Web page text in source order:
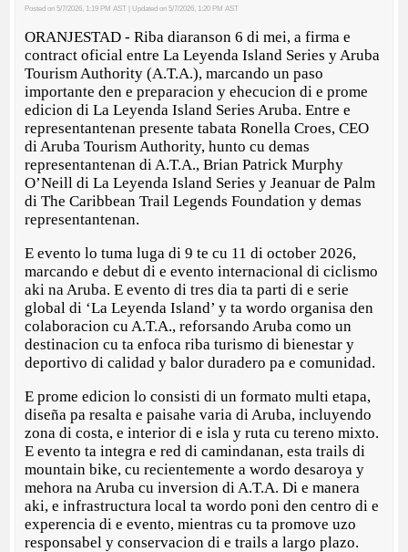
Posted on 5/7/2026, 1:19 PM AST | Updated on 5/7/2026, 1:20 PM AST
ORANJESTAD - Riba diaranson 6 di mei, a firma e
contract oficial entre La Leyenda Island Series y Aruba
Tourism Authority (A.T.A.), marcando un paso
importante den e preparacion y ehecucion di e prome
edicion di La Leyenda Island Series Aruba. Entre e
representantenan presente tabata Ronella Croes, CEO
di Aruba Tourism Authority, hunto cu demas
representantenan di A.T.A., Brian Patrick Murphy
O’Neill di La Leyenda Island Series y Jeanuar de Palm
di The Caribbean Trail Legends Foundation y demas
representantenan.
E evento lo tuma luga di 9 te cu 11 di october 2026,
marcando e debut di e evento internacional di ciclismo
aki na Aruba. E evento di tres dia ta parti di e serie
global di ‘La Leyenda Island’ y ta wordo organisa den
colaboracion cu A.T.A., reforsando Aruba como un
destinacion cu ta enfoca riba turismo di bienestar y
deportivo di calidad y balor duradero pa e comunidad.
E prome edicion lo consisti di un formato multi etapa,
diseña pa resalta e paisahe varia di Aruba, incluyendo
zona di costa, e interior di e isla y ruta cu tereno mixto.
E evento ta integra e red di camindanan, esta trails di
mountain bike, cu recientemente a wordo desaroya y
mehora na Aruba cu inversion di A.T.A. Di e manera
aki, e infrastructura local ta wordo poni den centro di e
experencia di e evento, mientras cu ta promove uzo
responsabel y conservacion di e trails a largo plazo.